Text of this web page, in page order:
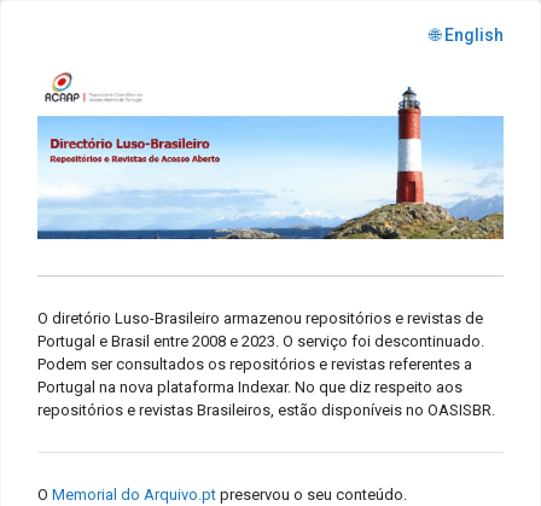
🌐 English
O diretório Luso-Brasileiro armazenou repositórios e revistas de
Portugal e Brasil entre 2008 e 2023. O serviço foi descontinuado.
Podem ser consultados os repositórios e revistas referentes a
Portugal na nova plataforma Indexar. No que diz respeito aos
repositórios e revistas Brasileiros, estão disponíveis no OASISBR.
O Memorial do Arquivo.pt preservou o seu conteúdo.